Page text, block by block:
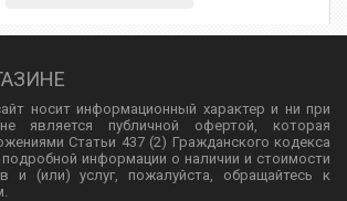
носит информационный характер и ни при
является публичной офертой, которая
Статьи 437 (2) Гражданского кодекса
информации о наличии и стоимости
и (или) услуг, пожалуйста, обращайтесь к